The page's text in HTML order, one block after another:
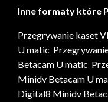
Inne formaty które
Przegrywanie kaset
U matic
Betacam U matic
Minidv Betacam U
Digital8 Minidv